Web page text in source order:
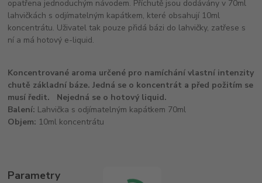
opatřena jednoduchým návodem. Příchutě jsou dodávány v 70ml
lahvičkách s odjímatelným kapátkem, které obsahují 10ml
koncentrátu. Uživatel tak pouze přidá bázi do lahvičky, zatřese s
ní a má hotový e-liquid.
Koncentrované aroma určené pro namíchání vlastní intenzity
chutě základní báze. Jedná se o koncentrát a před požitím se
musí ředit. Nejedná se o hotový liquid.
Balení: Lahvička s odjímatelným kapátkem 70ml
Objem: 10ml koncentrátu
Parametry